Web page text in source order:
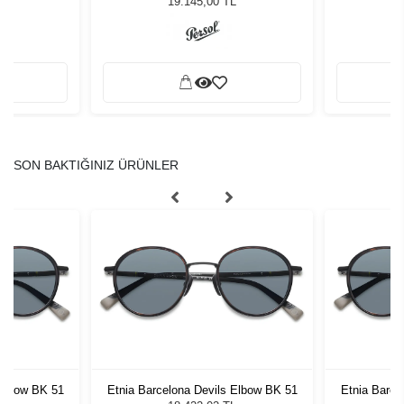
SON BAKTIĞINIZ ÜRÜNLER
BK 51
Etnia Barcelona Devils Elbow BK 51
Etnia